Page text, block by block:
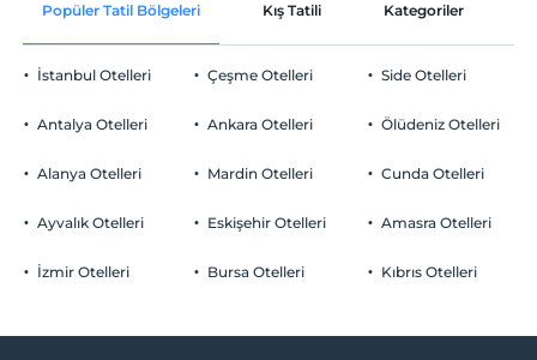
Popüler Tatil Bölgeleri Kış Tatili Kategoriler
İstanbul Otelleri
Antalya Otelleri
Alanya Otelleri
Ayvalık Otelleri
İzmir Otelleri
Çeşme Otelleri
Ankara Otelleri
Mardin Otelleri
Eskişehir Otelleri
Bursa Otelleri
Side Otelleri
Ölüdeniz Otelleri
Cunda Otelleri
Amasra Otelleri
Kıbrıs Otelleri